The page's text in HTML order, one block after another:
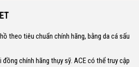
theo tiêu chuẩn chính hãng, bằng da cá sấu
đồng chính hãng thụy sỹ. ACE có thể truy cập